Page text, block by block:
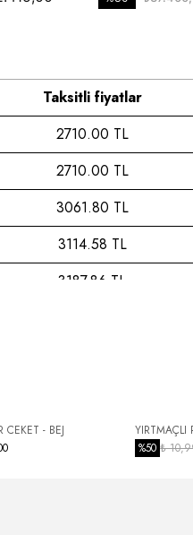
Taksitli fiyatlar
2710.00 TL
2710.00 TL
3061.80 TL
3114.58 TL
3187.86 TL
3496.32 TL
CEKET - BEJ
YIRTMAÇLI
%50 ₺